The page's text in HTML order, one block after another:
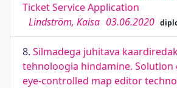
Ticket Service Application
Lindström, Kaisa 03.06.2020
8. Silmadega juhitava
tehnoloogia hindamine. Solution
eye-controlled map editor